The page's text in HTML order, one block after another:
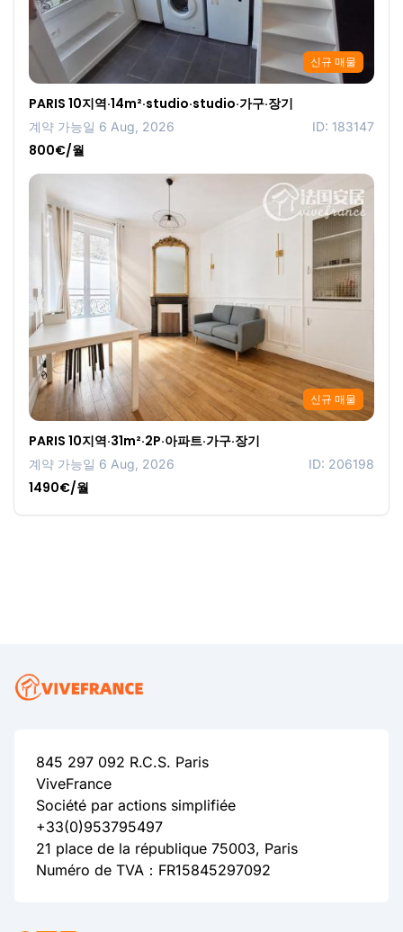
신규 매물
PARIS 10지역·14m²·studio·studio·가구·장기
계약 가능일 6 Aug, 2026 ID: 183147
800€/월
신규 매물
PARIS 10지역·31m²·2P·아파트·가구·장기
계약 가능일 6 Aug, 2026 ID: 206198
1490€/월
845 297 092 R.C.S. Paris
ViveFrance
Société par actions simplifiée
+33(0)953795497
21 place de la république 75003, Paris
Numéro de TVA：FR15845297092